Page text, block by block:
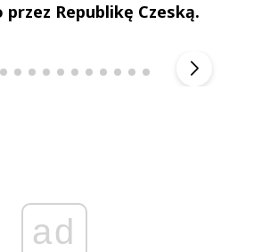
Republikę Czeską.
ad